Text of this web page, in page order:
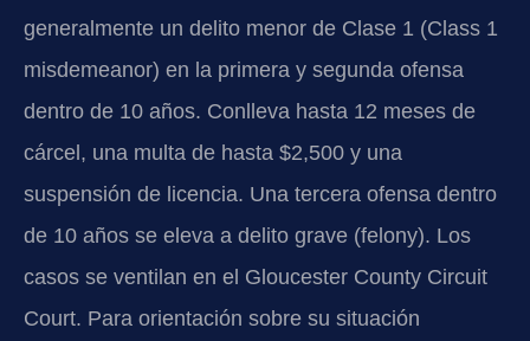
generalmente un delito menor de Clase 1 (Class 1
misdemeanor) en la primera y segunda ofensa
dentro de 10 años. Conlleva hasta 12 meses de
cárcel, una multa de hasta $2,500 y una
suspensión de licencia. Una tercera ofensa dentro
de 10 años se eleva a delito grave (felony). Los
casos se ventilan en el Gloucester County Circuit
Court. Para orientación sobre su situación